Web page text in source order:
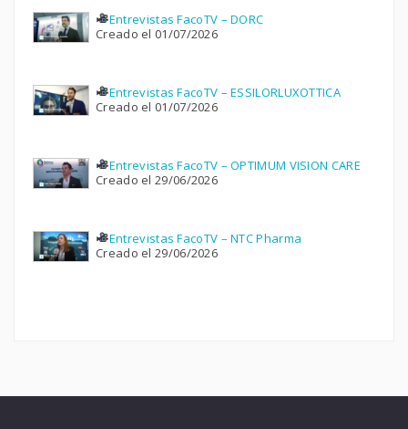
Entrevistas FacoTV – DORC
Creado el 01/07/2026
Entrevistas FacoTV – ESSILORLUXOTTICA
Creado el 01/07/2026
Entrevistas FacoTV – OPTIMUM VISION CARE
Creado el 29/06/2026
Entrevistas FacoTV – NTC Pharma
Creado el 29/06/2026